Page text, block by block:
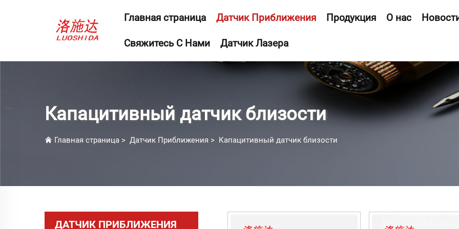
Главная страница Датчик Приближения Продукция О нас
Свяжитесь С Нами Датчик Лазера
Капацитивный датчик близости
Главная страница > Датчик Приближения > Капацитивный датчик близости
ДАТЧИК ПРИБЛИЖЕНИЯ